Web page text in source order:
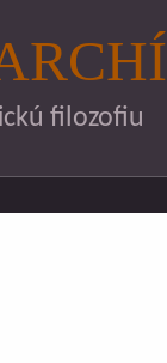
filozofiu